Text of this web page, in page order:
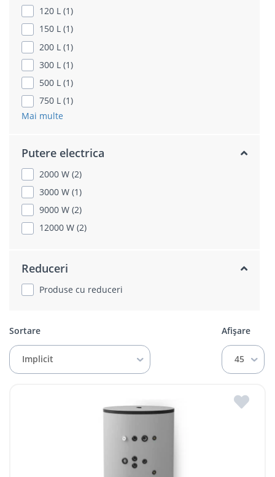
120 L (1)
150 L (1)
200 L (1)
300 L (1)
500 L (1)
750 L (1)
Mai multe
Putere electrica
2000 W (2)
3000 W (1)
9000 W (2)
12000 W (2)
Reduceri
Produse cu reduceri
Sortare
Implicit
Afișare
45